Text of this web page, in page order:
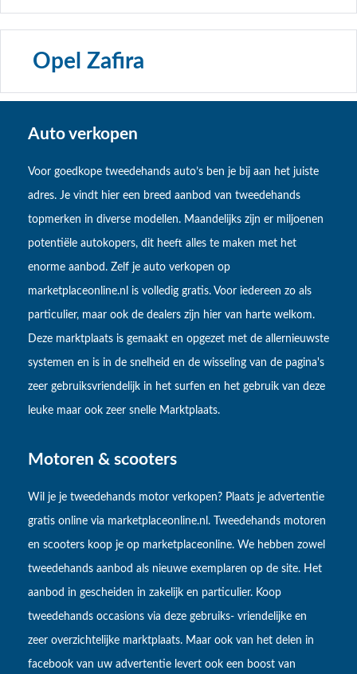
Opel Zafira
Auto verkopen
Voor goedkope tweedehands auto’s ben je bij aan het juiste
adres. Je vindt hier een breed aanbod van tweedehands
topmerken in diverse modellen. Maandelijks zijn er miljoenen
potentiële autokopers, dit heeft alles te maken met het
enorme aanbod. Zelf je auto verkopen op
marketplaceonline.nl is volledig gratis. Voor iedereen zo als
particulier, maar ook de dealers zijn hier van harte welkom.
Deze marktplaats is gemaakt en opgezet met de allernieuwste
systemen en is in de snelheid en de wisseling van de pagina's
zeer gebruiksvriendelijk in het surfen en het gebruik van deze
leuke maar ook zeer snelle Marktplaats.
Motoren & scooters
Wil je je tweedehands motor verkopen? Plaats je advertentie
gratis online via marketplaceonline.nl. Tweedehands motoren
en scooters koop je op marketplaceonline. We hebben zowel
tweedehands aanbod als nieuwe exemplaren op de site. Het
aanbod in gescheiden in zakelijk en particulier. Koop
tweedehands occasions via deze gebruiks- vriendelijke en
zeer overzichtelijke marktplaats. Maar ook van het delen in
facebook van uw advertentie levert ook een boost van